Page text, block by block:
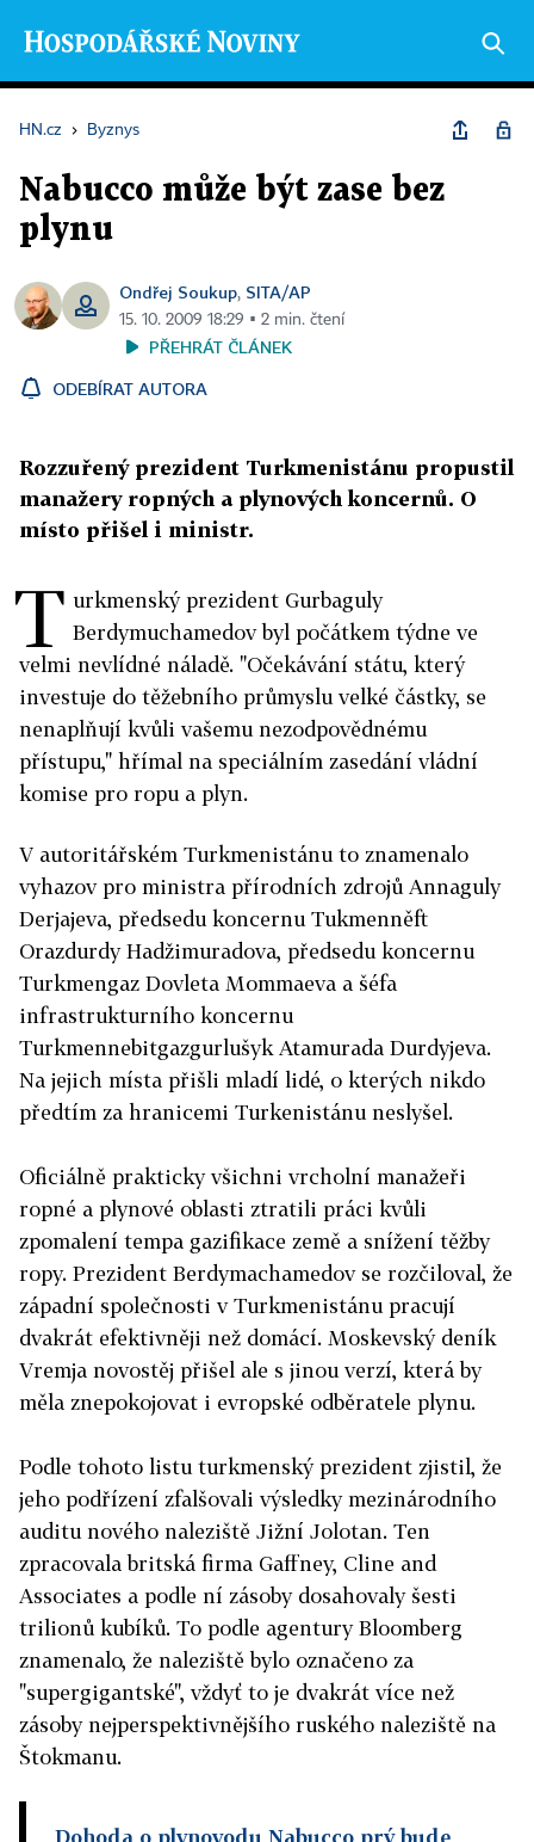
HN.cz › Byznys
Nabucco může být zase bez
plynu
Ondřej Soukup, SITA/AP
15. 10. 2009 18:29 ▪ 2 min. čtení
PŘEHRÁT ČLÁNEK
ODEBÍRAT AUTORA
Rozzuřený prezident Turkmenistánu propustil
manažery ropných a plynových koncernů. O
místo přišel i ministr.
T urkmenský prezident Gurbaguly
Berdymuchamedov byl počátkem týdne ve
velmi nevlídné náladě. "Očekávání státu, který
investuje do těžebního průmyslu velké částky, se
nenaplňují kvůli vašemu nezodpovědnému
přístupu," hřímal na speciálním zasedání vládní
komise pro ropu a plyn.
V autoritářském Turkmenistánu to znamenalo
vyhazov pro ministra přírodních zdrojů Annaguly
Derjajeva, předsedu koncernu Tukmenněft
Orazdurdy Hadžimuradova, předsedu koncernu
Turkmengaz Dovleta Mommaeva a šéfa
infrastrukturního koncernu
Turkmennebitgazgurlušyk Atamurada Durdyjeva.
Na jejich místa přišli mladí lidé, o kterých nikdo
předtím za hranicemi Turkenistánu neslyšel.
Oficiálně prakticky všichni vrcholní manažeři
ropné a plynové oblasti ztratili práci kvůli
zpomalení tempa gazifikace země a snížení těžby
ropy. Prezident Berdymachamedov se rozčiloval, že
západní společnosti v Turkmenistánu pracují
dvakrát efektivněji než domácí. Moskevský deník
Vremja novostěj přišel ale s jinou verzí, která by
měla znepokojovat i evropské odběratele plynu.
Podle tohoto listu turkmenský prezident zjistil, že
jeho podřízení zfalšovali výsledky mezinárodního
auditu nového naleziště Jižní Jolotan. Ten
zpracovala britská firma Gaffney, Cline and
Associates a podle ní zásoby dosahovaly šesti
trilionů kubíků. To podle agentury Bloomberg
znamenalo, že naleziště bylo označeno za
"supergigantské", vždyť to je dvakrát více než
zásoby nejperspektivnějšího ruského naleziště na
Štokmanu.
Dohoda o plynovodu Nabucco prý bude